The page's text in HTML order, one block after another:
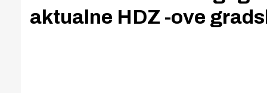
aktualne HDZ -ove